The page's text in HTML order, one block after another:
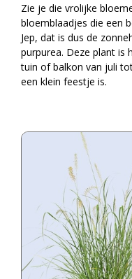
Zie je die vrolijke
bloemblaadjes die een
Jep, dat is dus de
purpurea. Deze plant is
tuin of balkon van juli
een klein feestje is.